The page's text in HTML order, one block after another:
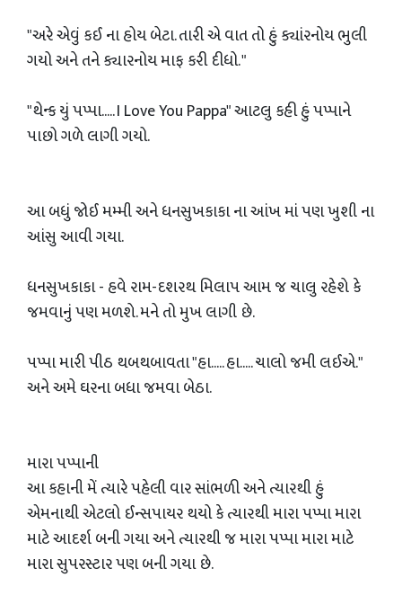
"અરે એવું કઈ ના હોય બેટા. તારી એ વાત તો હું ક્યાંરનોય ભુલી
ગયો અને તને ક્યારનોય માફ કરી દીધો. "
"થેન્ક યું પપ્પા..... I Love You Pappa" આટલુ કહી હું પપ્પાને
પાછો ગળે લાગી ગયો.
આ બધું જોઈ મમ્મી અને ધનસુખકાકા ના આંખ માં પણ ખુશી ના
આંસુ આવી ગયા.
ધનસુખકાકા - હવે રામ-દશરથ મિલાપ આમ જ ચાલુ રહેશે કે
જમવાનું પણ મળશે. મને તો મુખ લાગી છે.
પપ્પા મારી પીઠ થબથબાવતા "હા..... હા..... ચાલો જમી લઈએ."
અને અમે ઘરના બધા જમવા બેઠા.
મારા પપ્પાની
આ કહાની મેં ત્યારે પહેલી વાર સાંભળી અને ત્યારથી હું
એમનાથી એટલો ઈન્સપાયર થયો કે ત્યારથી મારા પપ્પા મારા
માટે આદર્શ બની ગયા અને ત્યારથી જ મારા પપ્પા મારા માટે
મારા સુપરસ્ટાર પણ બની ગયા છે.